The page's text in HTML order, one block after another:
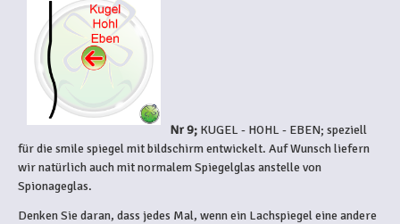
Nr 9; KUGEL - HOHL - EBEN; speziell
für die smile spiegel mit bildschirm entwickelt. Auf Wunsch liefern
wir natürlich auch mit normalem Spiegelglas anstelle von
Spionageglas.
Denken Sie daran, dass jedes Mal, wenn ein Lachspiegel eine andere